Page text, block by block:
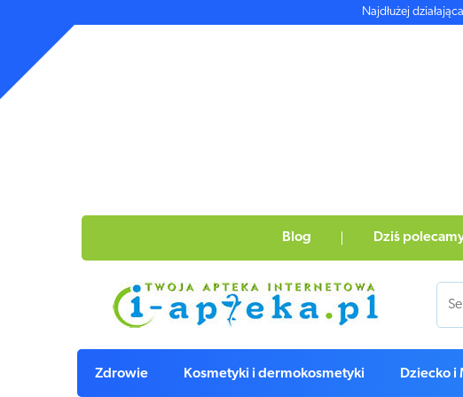
Najdłużej
Blog Dziś
Zdrowie Kosmetyki i dermokosmetyki Dziecko i